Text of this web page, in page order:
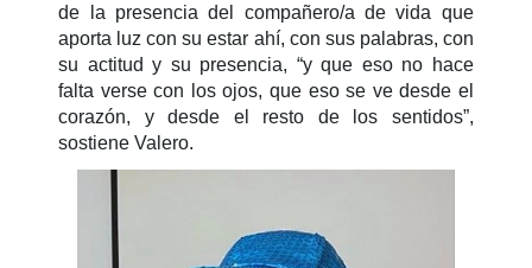
de la presencia del compañero/a de vida que
aporta luz con su estar ahí, con sus palabras, con
su actitud y su presencia, “y que eso no hace
falta verse con los ojos, que eso se ve desde el
corazón, y desde el resto de los sentidos”,
sostiene Valero.